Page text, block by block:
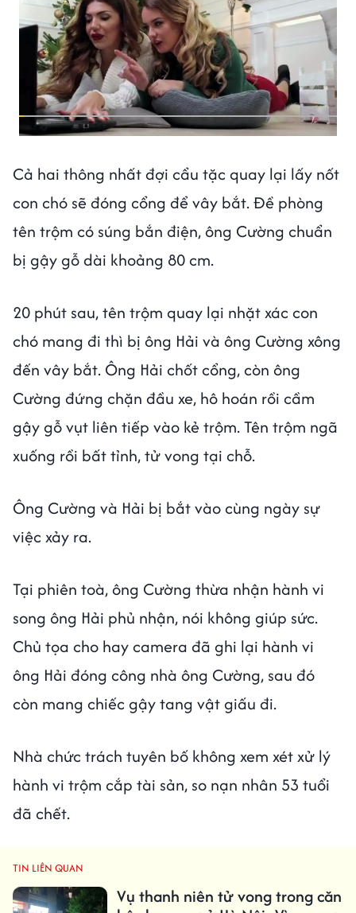
Cả hai thông nhất đợi cẩu tặc quay lại lấy nốt
con chó sẽ đóng cổng để vây bắt. Đề phòng
tên trộm có súng bắn điện, ông Cường chuẩn
bị gậy gỗ dài khoảng 80 cm.
20 phút sau, tên trộm quay lại nhặt xác con
chó mang đi thì bị ông Hải và ông Cường xông
đến vây bắt. Ông Hải chốt cổng, còn ông
Cường đứng chặn đầu xe, hô hoán rồi cầm
gậy gỗ vụt liên tiếp vào kẻ trộm. Tên trộm ngã
xuống rồi bất tỉnh, tử vong tại chỗ.
Ông Cường và Hải bị bắt vào cùng ngày sự
việc xảy ra.
Tại phiên toà, ông Cường thừa nhận hành vi
song ông Hải phủ nhận, nói không giúp sức.
Chủ tọa cho hay camera đã ghi lại hành vi
ông Hải đóng công nhà ông Cường, sau đó
còn mang chiếc gậy tang vật giấu đi.
Nhà chức trách tuyên bố không xem xét xử lý
hành vi trộm cắp tài sản, so nạn nhân 53 tuổi
đã chết.
TIN LIÊN QUAN
Vụ thanh niên tử vong trong căn